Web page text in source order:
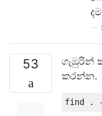
53
ගැඹුරින්
කරන්න.